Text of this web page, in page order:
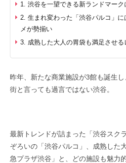
1. 渋谷を一望できる新ランドマー
2. 生まれ変わった「渋谷パルコ」
メが勢揃い
3. 成熟した大人の胃袋も満足させ
昨年、新たな商業施設が3館も誕生
街と言っても過言ではない渋谷。
最新トレンドが詰まった「渋谷スク
ぞろいの「渋谷パルコ」、成熟した
急プラザ渋谷」と、どの施設も魅力